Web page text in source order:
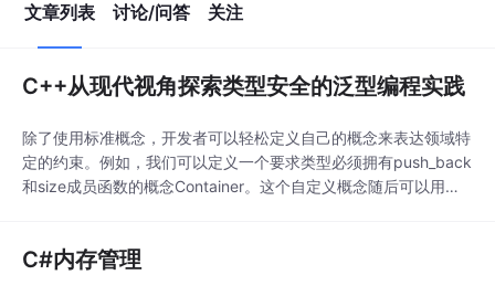
文章列表 讨论/问答 关注
C++从现代视角探索类型安全的泛型编程实践
除了使用标准概念，开发者可以轻松定义自己的概念来表达领域特
定的约束。例如，我们可以定义一个要求类型必须拥有push_back
和size成员函数的概念Container。这个自定义概念随后可以用于
C#内存管理